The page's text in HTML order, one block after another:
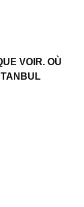
VOIR. OÙ